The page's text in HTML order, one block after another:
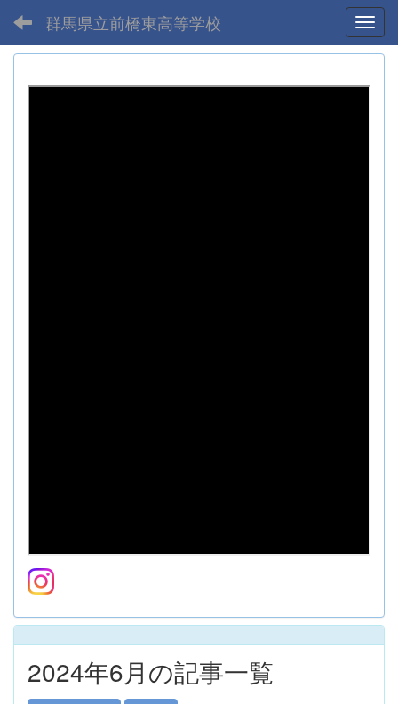
群馬県立前橋東高等学校
2024年6月の記事一覧